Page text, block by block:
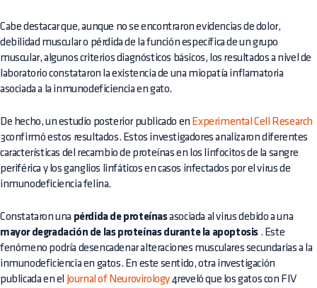
Cabe destacar que, aunque no se encontraron evidencias de dolor,
debilidad muscular o pérdida de la función específica de un grupo
muscular, algunos criterios diagnósticos básicos, los resultados a nivel de
laboratorio constataron la existencia de una miopatía inflamatoria
asociada a la inmunodeficiencia en gato.
De hecho, un estudio posterior publicado en Experimental Cell Research
3confirmó estos resultados. Estos investigadores analizaron diferentes
características del recambio de proteínas en los linfocitos de la sangre
periférica y los ganglios linfáticos en casos infectados por el virus de
inmunodeficiencia felina.
Constataron una pérdida de proteínasasociada al virus debido a una
mayor degradación de las proteínas durante la apoptosis . Este
fenómeno podría desencadenar alteraciones musculares secundarias a la
inmunodeficiencia en gatos. En este sentido, otra investigación
publicada en el
Journal of Neurovirology 4reveló que los gatos con FIV